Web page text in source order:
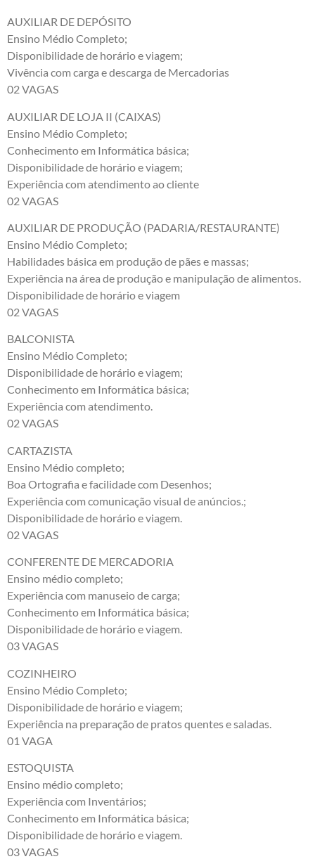
AUXILIAR DE DEPÓSITO
Ensino Médio Completo;
Disponibilidade de horário e viagem;
Vivência com carga e descarga de Mercadorias
02 VAGAS
AUXILIAR DE LOJA II (CAIXAS)
Ensino Médio Completo;
Conhecimento em Informática básica;
Disponibilidade de horário e viagem;
Experiência com atendimento ao cliente
02 VAGAS
AUXILIAR DE PRODUÇÃO (PADARIA/RESTAURANTE)
Ensino Médio Completo;
Habilidades básica em produção de pães e massas;
Experiência na área de produção e manipulação de alimentos.
Disponibilidade de horário e viagem
02 VAGAS
BALCONISTA
Ensino Médio Completo;
Disponibilidade de horário e viagem;
Conhecimento em Informática básica;
Experiência com atendimento.
02 VAGAS
CARTAZISTA
Ensino Médio completo;
Boa Ortografia e facilidade com Desenhos;
Experiência com comunicação visual de anúncios.;
Disponibilidade de horário e viagem.
02 VAGAS
CONFERENTE DE MERCADORIA
Ensino médio completo;
Experiência com manuseio de carga;
Conhecimento em Informática básica;
Disponibilidade de horário e viagem.
03 VAGAS
COZINHEIRO
Ensino Médio Completo;
Disponibilidade de horário e viagem;
Experiência na preparação de pratos quentes e saladas.
01 VAGA
ESTOQUISTA
Ensino médio completo;
Experiência com Inventários;
Conhecimento em Informática básica;
Disponibilidade de horário e viagem.
03 VAGAS